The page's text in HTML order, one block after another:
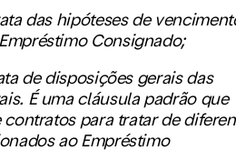
das hipóteses de
Consignado;
de disposições gerais das
É uma cláusula padrão que
contratos para tratar de
ao Empréstimo